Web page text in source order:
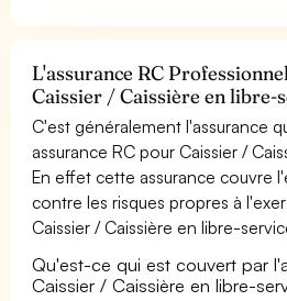
L'assurance RC
Caissier / Caissière en libre-
C'est généralement l'assurance
assurance RC pour Caissier /
En effet cette assurance couvre
contre les risques propres à
Caissier / Caissière en libre-
Qu'est-ce qui est couvert par
Caissier / Caissière en libre-